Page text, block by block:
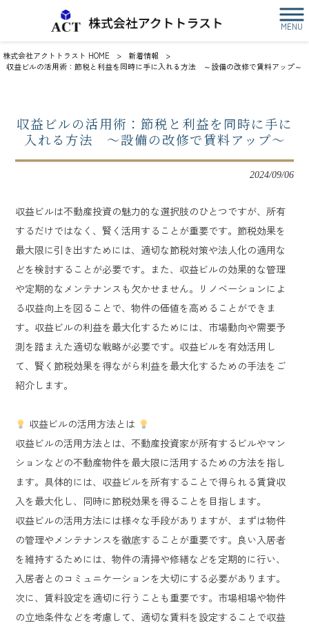
MENU
株式会社アクトトラスト HOME > 新着情報
>
収益ビルの活用術：節税と利益を同時に手に入れる方法 ～設備の改修で賃料アップ～
収益ビルの活用術：節税と利益を同時に手に
入れる方法 ～設備の改修で賃料アップ～
2024/09/06
収益ビルは不動産投資の魅力的な選択肢のひとつですが、所有
するだけではなく、賢く活用することが重要です。節税効果を
最大限に引き出すためには、適切な節税対策や法人化の適用な
どを検討することが必要です。また、収益ビルの効果的な管理
や定期的なメンテナンスも欠かせません。リノベーションによ
る収益向上を図ることで、物件の価値を高めることができま
す。収益ビルの利益を最大化するためには、市場動向や需要予
測を踏まえた適切な戦略が必要です。収益ビルを有効活用し
て、賢く節税効果を得ながら利益を最大化するための手法をご
紹介します。
収益ビルの活用方法とは
収益ビルの活用方法とは、不動産投資家が所有するビルやマン
ションなどの不動産物件を最大限に活用するための方法を指し
ます。具体的には、収益ビルを所有することで得られる賃貸収
入を最大化し、同時に節税効果を得ることを目指します。
収益ビルの活用方法には様々な手段がありますが、まずは物件
の管理やメンテナンスを徹底することが重要です。良い入居者
を維持するためには、物件の清掃や修繕などを定期的に行い、
入居者とのコミュニケーションを大切にする必要があります。
次に、賃料設定を適切に行うことも重要です。市場相場や物件
の立地条件などを考慮して、適切な賃料を設定することで収益